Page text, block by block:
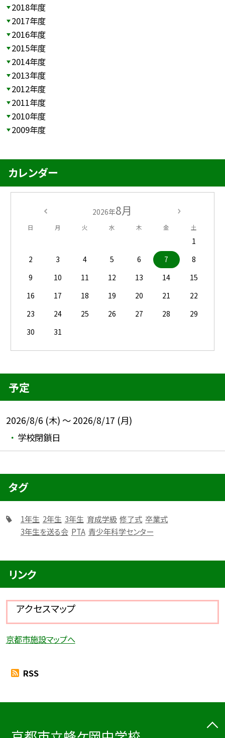
2018年度
2017年度
2016年度
2015年度
2014年度
2013年度
2012年度
2011年度
2010年度
2009年度
カレンダー
2026年8月
日 月 火 水 木 金 土
1
2
3 4 5 6 7
8
9
10 11 12 13 14
15
16
17 18 19 20 21
22
23
24 25 26 27 28
29
30
31
予定
2026/8/6 (木) ～ 2026/8/17 (月)
学校閉鎖日
タグ
1年生 2年生 3年生 育成学級 修了式 卒業式
3年生を送る会 PTA 青少年科学センター
リンク
アクセスマップ
京都市施設マップへ
RSS